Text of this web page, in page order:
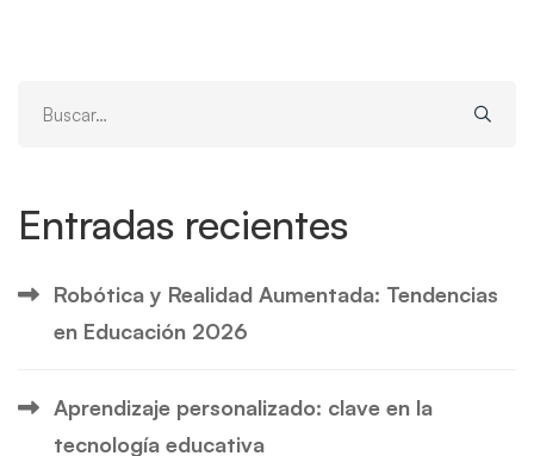
for:
Entradas recientes
Robótica y Realidad Aumentada: Tendencias
en Educación 2026
Aprendizaje personalizado: clave en la
tecnología educativa